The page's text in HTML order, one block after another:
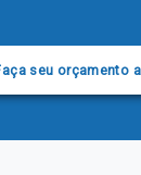
seu orçamento